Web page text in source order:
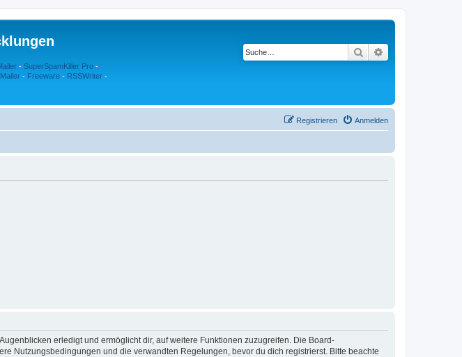
- SuperSpamKiller Pro -
- Freeware - RSSWriter -
Suche
Anmelden
Registrieren
erledigt und ermöglicht dir, auf weitere Funktionen zuzugreifen. Die Board-
Nutzungsbedingungen und die verwandten Regelungen, bevor du dich registrierst. Bitte beachte